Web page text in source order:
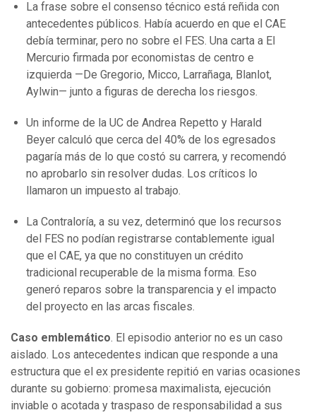
La frase sobre el consenso técnico está reñida con
antecedentes públicos. Había acuerdo en que el CAE
debía terminar, pero no sobre el FES. Una carta a El
Mercurio firmada por economistas de centro e
izquierda —De Gregorio, Micco, Larrañaga, Blanlot,
Aylwin— junto a figuras de derecha los riesgos.
Un informe de la UC de Andrea Repetto y Harald
Beyer calculó que cerca del 40% de los egresados
pagaría más de lo que costó su carrera, y recomendó
no aprobarlo sin resolver dudas. Los críticos lo
llamaron un impuesto al trabajo.
La Contraloría, a su vez, determinó que los recursos
del FES no podían registrarse contablemente igual
que el CAE, ya que no constituyen un crédito
tradicional recuperable de la misma forma. Eso
generó reparos sobre la transparencia y el impacto
del proyecto en las arcas fiscales.
Caso emblemático. El episodio anterior no es un caso
aislado. Los antecedentes indican que responde a una
estructura que el ex presidente repitió en varias ocasiones
durante su gobierno: promesa maximalista, ejecución
inviable o acotada y traspaso de responsabilidad a sus